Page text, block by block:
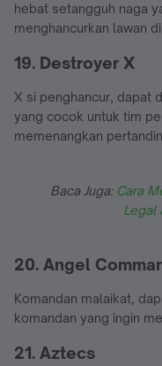
hebat setangguh naga
menghancurkan lawan di
19. Destroyer X
X si penghancur, dapat
yang cocok untuk tim
memenangkan
Baca Juga: Cara
Legal
20. Angel
Komandan malaikat,
komandan yang ingin
21. Aztecs